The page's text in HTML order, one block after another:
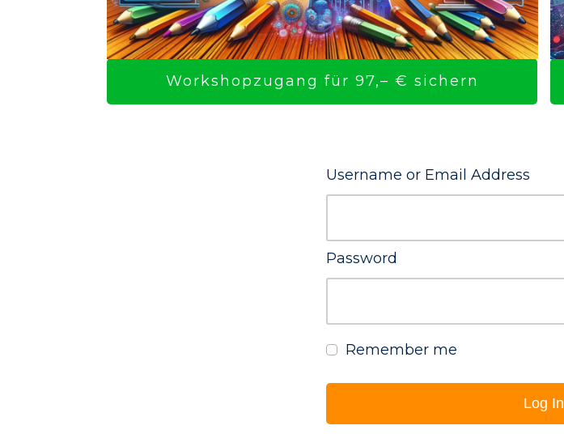
Workshopzugang für 97,– € sichern
Username or Email Address
Password
Remember me
Log In